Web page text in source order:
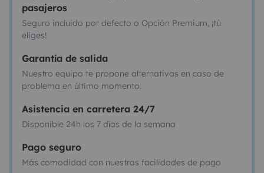
pasajeros
Seguro incluido por defecto o Opción Premium, ¡tú
eliges!
Garantía de salida
Nuestro equipo te propone alternativas en caso de
problema en último momento.
Asistencia en carretera 24/7
Disponible 24h los 7 días de la semana
Pago seguro
Más comodidad con nuestras facilidades de pago